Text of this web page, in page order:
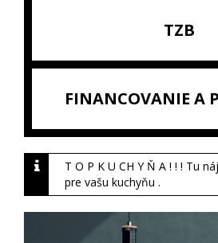
TZB
FINANCOVANIE A
T O P K U CH Y Ň A ! ! ! Tu
pre vašu kuchyňu .